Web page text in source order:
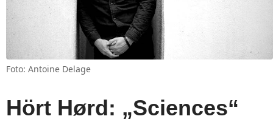
Foto: Antoine Delage
Hört Hørd: „Sciences“